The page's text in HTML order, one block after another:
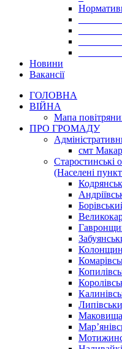
Новини
Вакансії
ГОЛОВНА
ВІЙНА
Мапа
ПРО ГРОМАДУ
смт
Старостинські
(Населені